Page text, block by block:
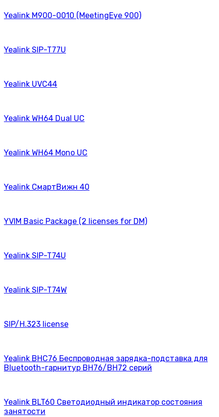
Yealink M900-0010 (MeetingEye 900)
Yealink SIP-T77U
Yealink UVC44
Yealink WH64 Dual UC
Yealink WH64 Mono UC
Yealink СмартВижн 40
YVIM Basic Package (2 licenses for DM)
Yealink SIP-T74U
Yealink SIP-T74W
SIP/H.323 license
Yealink BHC76 Беспроводная зарядка-подставка для
Bluetooth-гарнитур BH76/BH72 серий
Yealink BLT60 Светодиодный индикатор состояния
занятости